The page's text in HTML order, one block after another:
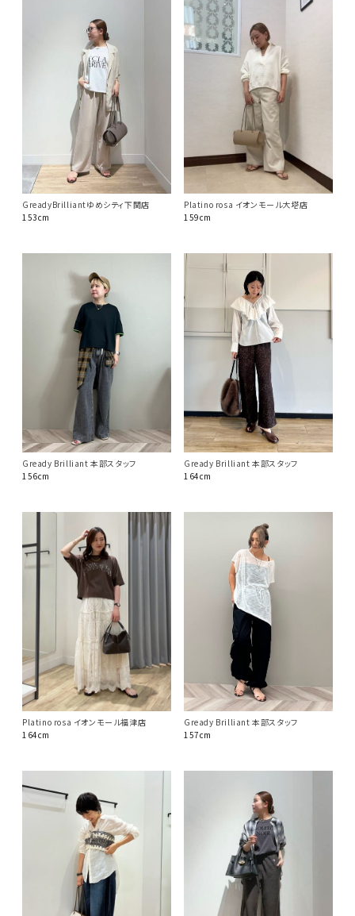
GreadyBrilliantゆめシティ下関店
153cm
Platino rosa イオンモール大塔店
159cm
Gready Brilliant 本部スタッフ
156cm
Gready Brilliant 本部スタッフ
164cm
Platino rosa イオンモール福津店
164cm
Gready Brilliant 本部スタッフ
157cm